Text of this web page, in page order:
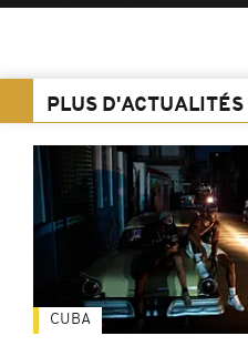
PLUS D'ACTUALITÉS
CUBA